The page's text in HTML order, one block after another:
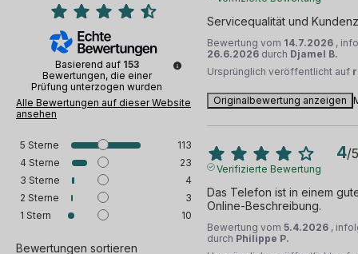
Basierend auf 153
Bewertungen, die einer
Prüfung unterzogen wurden
Alle Bewertungen auf dieser Website
ansehen
5 Sterne
113
4 Sterne
23
3 Sterne
4
2 Sterne
3
1 Stern 10
Bewertungen sortieren
Servicequalität und
Bewertung vom 14.7.2026 ,
26.6.2026 durch Djamel B.
Ursprünglich veröffentlicht auf
Originalbewertung anzeigen
4/5
Verifizierte Bewertung
Das Telefon ist in einem
Online-Beschreibung.
Bewertung vom 5.4.2026 ,
durch Philippe P.